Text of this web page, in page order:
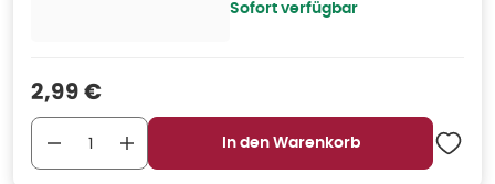
Sofort verfügbar
Verkaufspreis
2,99 €
In den Warenkorb